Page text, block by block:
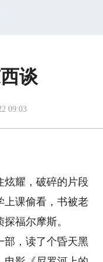
谈
09:03
耀，破碎的片段
上课偷看，书被老
福尔摩斯。
，读了个昏天黑